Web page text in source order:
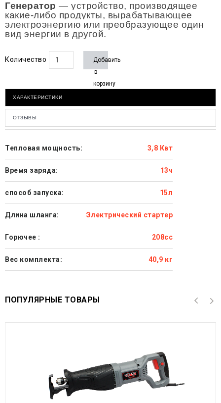
Генератор — устройство, производящее
какие-либо продукты, вырабатывающее
электроэнергию или преобразующее один
вид энергии в другой.
Количество
Добавить
в
корзину
ХАРАКТЕРИСТИКИ
ОТЗЫВЫ
Тепловая мощность: 3,8 Квт
Время заряда: 13ч
способ запуска: 15л
Длина шланга: Электрический стартер
Горючее : 208сс
Вес комплекта: 40,9 кг
ПОПУЛЯРНЫЕ ТОВАРЫ